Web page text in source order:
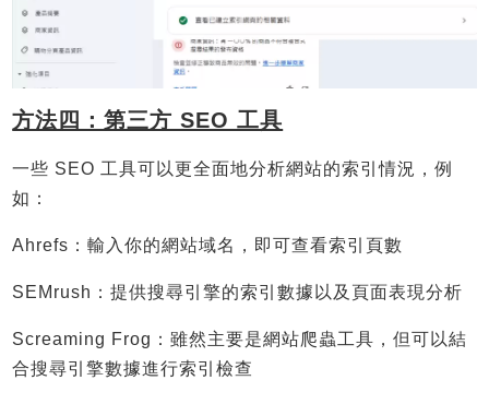
方法四：第三方 SEO 工具
一些 SEO 工具可以更全面地分析網站的索引情況，例
如：
Ahrefs：輸入你的網站域名，即可查看索引頁數
SEMrush：提供搜尋引擎的索引數據以及頁面表現分析
Screaming Frog：雖然主要是網站爬蟲工具，但可以結
合搜尋引擎數據進行索引檢查